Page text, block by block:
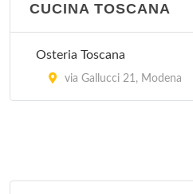
CUCINA TOSCANA
Osteria Toscana
via Gallucci 21, Modena